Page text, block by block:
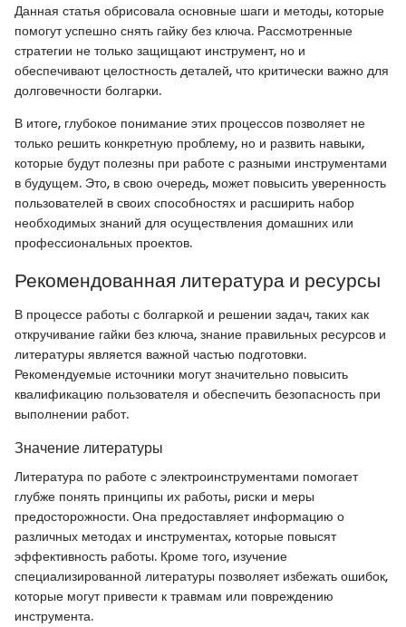
Данная статья обрисовала основные шаги и методы, которые
помогут успешно снять гайку без ключа. Рассмотренные
стратегии не только защищают инструмент, но и
обеспечивают целостность деталей, что критически важно для
долговечности болгарки.
В итоге, глубокое понимание этих процессов позволяет не
только решить конкретную проблему, но и развить навыки,
которые будут полезны при работе с разными инструментами
в будущем. Это, в свою очередь, может повысить уверенность
пользователей в своих способностях и расширить набор
необходимых знаний для осуществления домашних или
профессиональных проектов.
Рекомендованная литература и ресурсы
В процессе работы с болгаркой и решении задач, таких как
откручивание гайки без ключа, знание правильных ресурсов и
литературы является важной частью подготовки.
Рекомендуемые источники могут значительно повысить
квалификацию пользователя и обеспечить безопасность при
выполнении работ.
Значение литературы
Литература по работе с электроинструментами помогает
глубже понять принципы их работы, риски и меры
предосторожности. Она предоставляет информацию о
различных методах и инструментах, которые повысят
эффективность работы. Кроме того, изучение
специализированной литературы позволяет избежать ошибок,
которые могут привести к травмам или повреждению
инструмента.